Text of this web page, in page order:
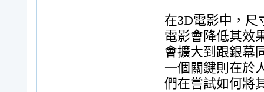
在3D電影中，尺
電影會降低其效
會擴大到跟銀幕
一個關鍵則在於
們在嘗試如何將